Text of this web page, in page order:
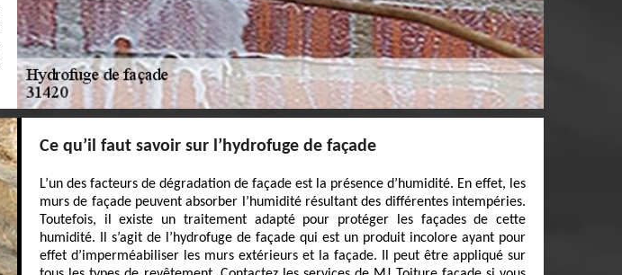
Ce qu’il faut savoir sur l’hydrofuge de façade
L’un des facteurs de dégradation de façade est la présence d’humidité. En effet, les
murs de façade peuvent absorber l’humidité résultant des différentes intempéries.
Toutefois, il existe un traitement adapté pour protéger les façades de cette
humidité. Il s’agit de l’hydrofuge de façade qui est un produit incolore ayant pour
effet d’imperméabiliser les murs extérieurs et la façade. Il peut être appliqué sur